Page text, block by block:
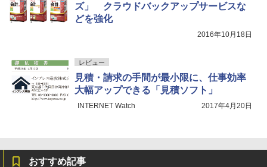
ズ」 クラウドバックアップサービスな
どを強化
2016年10月18日
レビュー
見積・請求の手間が最小限に、仕事効率
大幅アップできる「見積ソフト」
INTERNET Watch 2017年4月20日
おすすめ記事